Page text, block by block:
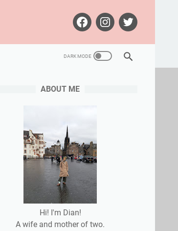
ABOUT ME
Hi! I'm Dian!
A wife and mother of two.